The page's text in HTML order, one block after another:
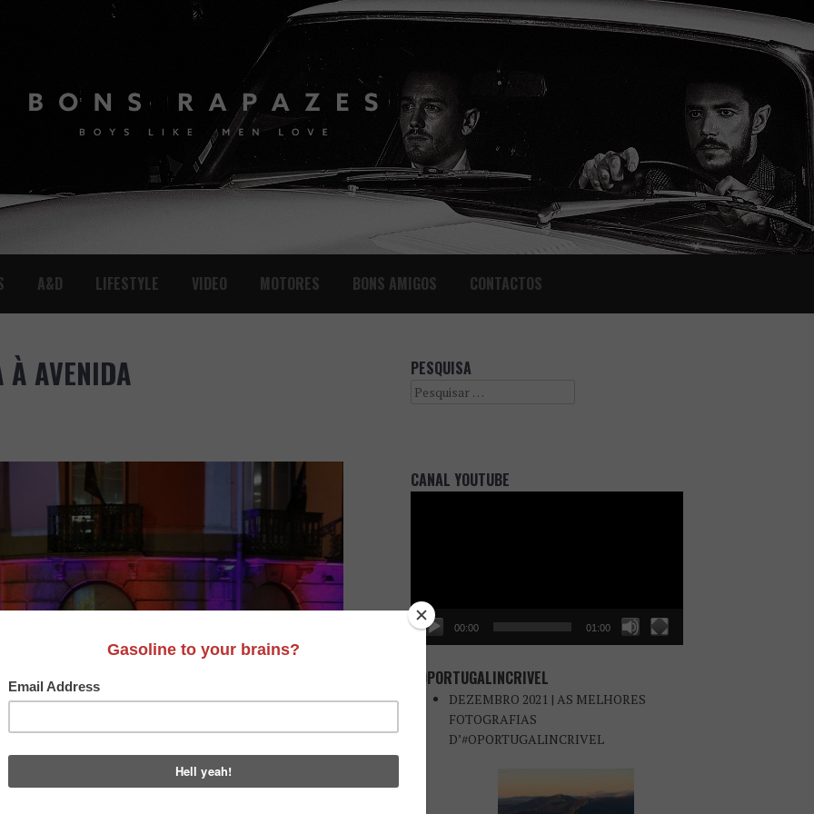
A&D LIFESTYLE VIDEO MOTORES BONS AMIGOS CONTACTOS
À AVENIDA PESQUISA
Search
CANAL YOUTUBE
00:00 01:00
#OPORTUGALINCRIVEL
DEZEMBRO 2021 | AS MELHORES
FOTOGRAFIAS
D’#OPORTUGALINCRIVEL